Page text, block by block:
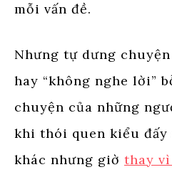
mỗi vấn đề.
Nhưng tự dưng chuyện
hay “không nghe lời”
chuyện của những
khi thói quen kiểu đấy
khác nhưng giờ thay